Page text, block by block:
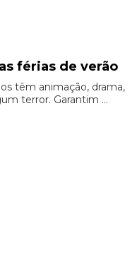
férias de verão
têm animação, drama,
terror. Garantim ...